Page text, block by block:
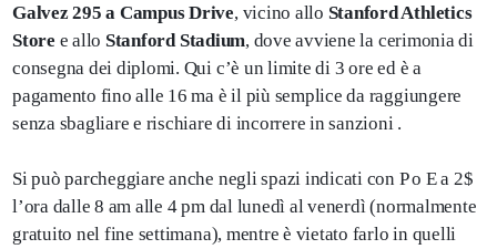
Galvez 295 a Campus Drive, vicino allo Stanford Athletics
Store e allo Stanford Stadium, dove avviene la cerimonia di
consegna dei diplomi. Qui c’è un limite di 3 ore ed è a
pagamento fino alle 16 ma è il più semplice da raggiungere
senza sbagliare e rischiare di incorrere in sanzioni .
Si può parcheggiare anche negli spazi indicati con P o E a 2$
l’ora dalle 8 am alle 4 pm dal lunedì al venerdì (normalmente
gratuito nel fine settimana), mentre è vietato farlo in quelli